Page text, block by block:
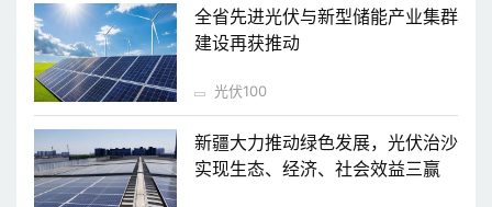
全省先进光伏与新型储能产业集群
建设再获推动
光伏100
新疆大力推动绿色发展，光伏治沙
实现生态、经济、社会效益三赢